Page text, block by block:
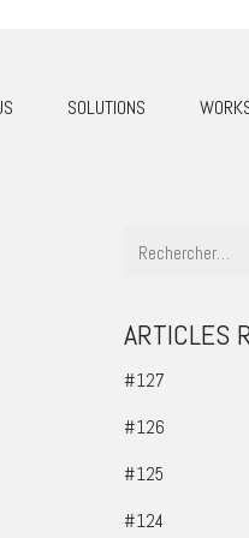
SOLUTIONS
ARTICLES
#127
#126
#125
#124